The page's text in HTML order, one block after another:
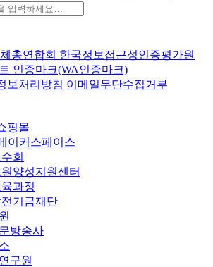
보처리방침 이메일무단수집거부
핑몰
이커스페이스
회
양성지원센터
과정
기금재단
방송사
구원